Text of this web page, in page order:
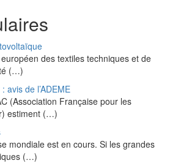
des textiles techniques et de
(…)
avis de l’ADEME
(Association Française pour les
estiment (…)
mondiale est en cours. Si les grandes
(…)